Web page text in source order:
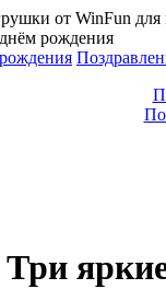
рождения
Три